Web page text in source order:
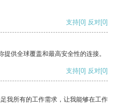
支持[0] 反对[0]
供全球覆盖和最高安全性的连接。
支持[0] 反对[0]
我所有的工作需求，让我能够在工作